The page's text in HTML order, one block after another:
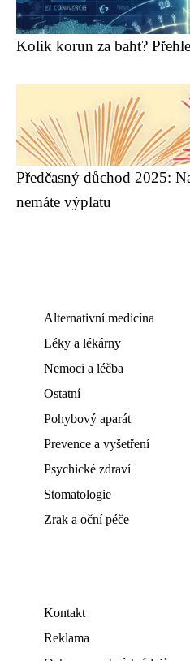
Kolik korun za baht?
Předčasný důchod 2025:
nemáte výplatu
Alternativní medicína
Léky a lékárny
Nemoci a léčba
Ostatní
Pohybový aparát
Prevence a vyšetření
Psychické zdraví
Stomatologie
Zrak a oční péče
Kontakt
Reklama